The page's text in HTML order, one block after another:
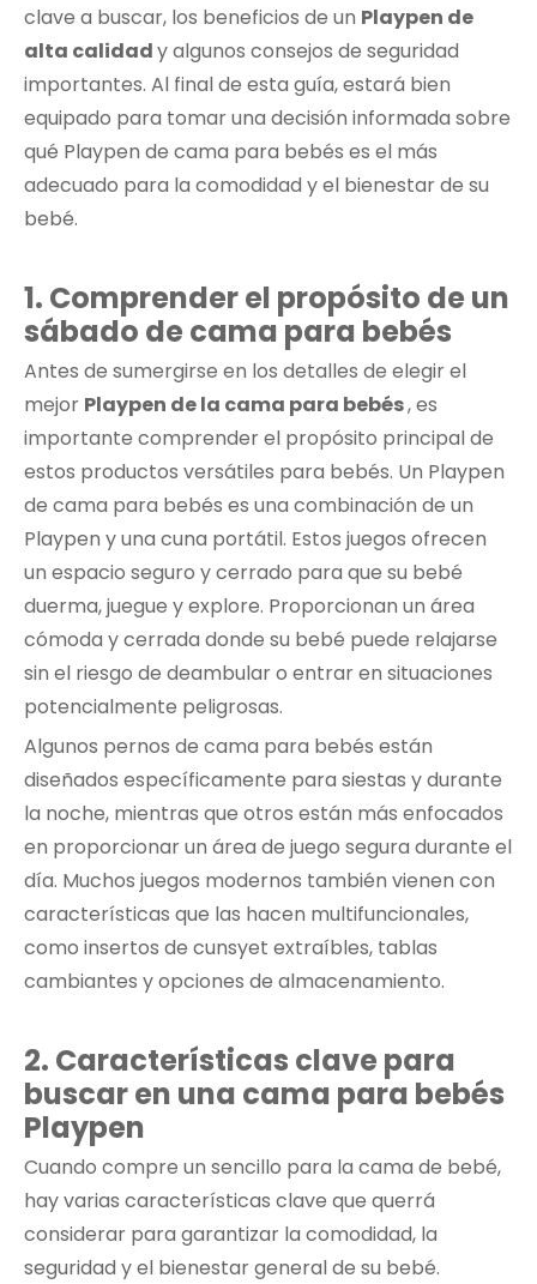
clave a buscar, los beneficios de un Playpen de
alta calidady algunos consejos de seguridad
importantes. Al final de esta guía, estará bien
equipado para tomar una decisión informada sobre
qué Playpen de cama para bebés es el más
adecuado para la comodidad y el bienestar de su
bebé.
1. Comprender el propósito de un
sábado de cama para bebés
Antes de sumergirse en los detalles de elegir el
mejor Playpen de la cama para bebés, es
importante comprender el propósito principal de
estos productos versátiles para bebés. Un Playpen
de cama para bebés es una combinación de un
Playpen y una cuna portátil. Estos juegos ofrecen
un espacio seguro y cerrado para que su bebé
duerma, juegue y explore. Proporcionan un área
cómoda y cerrada donde su bebé puede relajarse
sin el riesgo de deambular o entrar en situaciones
potencialmente peligrosas.
Algunos pernos de cama para bebés están
diseñados específicamente para siestas y durante
la noche, mientras que otros están más enfocados
en proporcionar un área de juego segura durante el
día. Muchos juegos modernos también vienen con
características que las hacen multifuncionales,
como insertos de cunsyet extraíbles, tablas
cambiantes y opciones de almacenamiento.
2. Características clave para
buscar en una cama para bebés
Playpen
Cuando compre un sencillo para la cama de bebé,
hay varias características clave que querrá
considerar para garantizar la comodidad, la
seguridad y el bienestar general de su bebé.